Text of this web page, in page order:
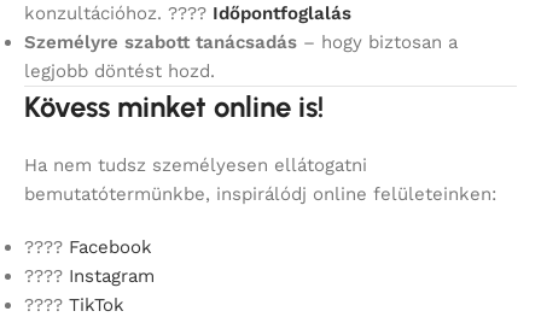
konzultációhoz. ???? Időpontfoglalás
Személyre szabott tanácsadás – hogy biztosan a
legjobb döntést hozd.
Kövess minket online is!
Ha nem tudsz személyesen ellátogatni
bemutatótermünkbe, inspirálódj online felületeinken:
???? Facebook
???? Instagram
???? TikTok